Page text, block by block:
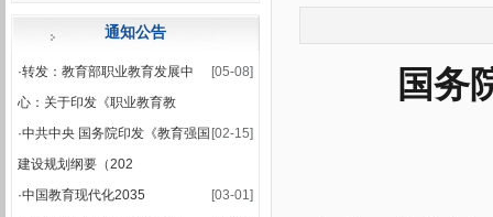
· 2025-2026学年第一学期课程补考考试安排表
关于公布2025-2026学年第一学期期末集中考试安排的通知
通知公告
[05-08]
·转发：教育部职业教育发展中
心：关于印发《职业教育教
[02-15]
·中共中央 国务院印发《教育强国
建设规划纲要（202
[03-01]
·中国教育现代化2035
国务